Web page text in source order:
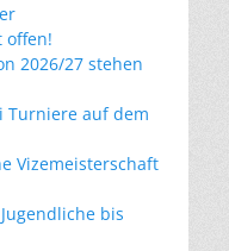
offen!
2026/27 stehen
Turniere auf dem
Vizemeisterschaft
bis